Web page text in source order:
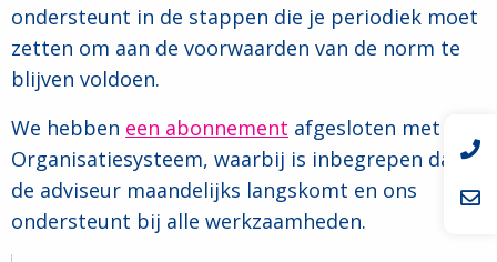
ondersteunt in de stappen die je periodiek moet
zetten om aan de voorwaarden van de norm te
blijven voldoen.
We hebben een abonnement afgesloten met
Organisatiesysteem, waarbij is inbegrepen dat
de adviseur maandelijks langskomt en ons
ondersteunt bij alle werkzaamheden.